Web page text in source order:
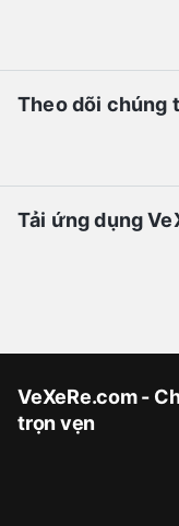
Theo dõi chúng
Tải ứng dụng
VeXeRe.com -
trọn vẹn